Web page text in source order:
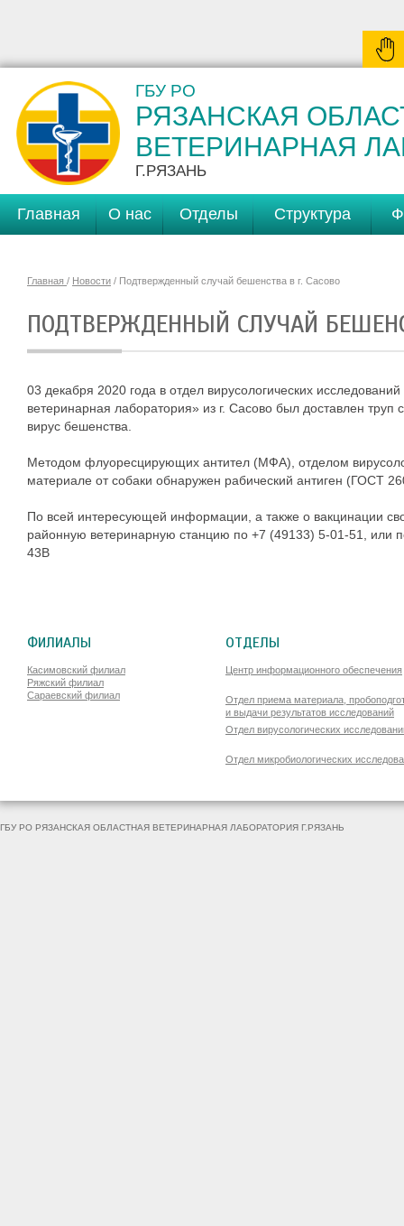
ГБУ РО
РЯЗАНСКАЯ
ВЕТЕРИНАРНАЯ
Г.РЯЗАНЬ
Главная О нас Отделы Структура
Главная / Новости / Подтвержденный случай бешенства в г. Сасово
ПОДТВЕРЖДЕННЫЙ СЛУЧАЙ
03 декабря 2020 года в отдел вирусологических
ветеринарная лаборатория» из г. Сасово был доставлен
вирус бешенства.
Методом флуоресцирующих антител (МФА), отделом
материале от собаки обнаружен рабический антиген (ГОСТ
По всей интересующей информации, а также о вакцинации
районную ветеринарную станцию по +7 (49133) 5‑01-51, или
43В
ФИЛИАЛЫ
Касимовский филиал
Ряжский филиал
Сараевский филиал
ОТДЕЛЫ
Центр информационного обеспечения
Отдел приема материала,
и выдачи результатов исследований
Отдел вирусологических
Отдел микробиологических
ГБУ РО РЯЗАНСКАЯ ОБЛАСТНАЯ ВЕТЕРИНАРНАЯ ЛАБОРАТОРИЯ Г.РЯЗАНЬ